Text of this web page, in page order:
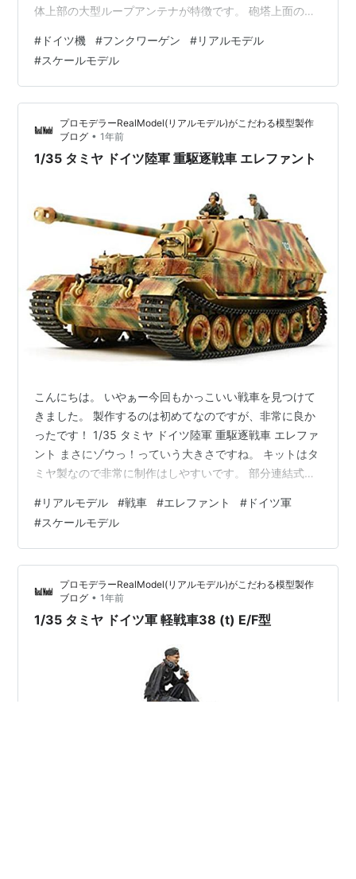
体上部の大型ループアンテナが特徴です。 砲塔上面のメ
した。 デザインも変わっていてかっこいいですね。 車体
にはたくさんの特殊な装備をつけていますので、 その辺
も取り付けてあります。 キットはタミヤ製なので安心で
すね。 製作もしやすいキットだと思います。 ただ、パー
ツ数はそれなりに多いです。 フィギュアもかっこいで
す！ 塗装につ…
# ドイツ機 #フンクワーゲン #リアルモデル
#スケールモデル
プロモデラーRealModel(リアルモデル)がこだわる模型製作
ブログ • 1年前
1/35 タミヤ ドイツ陸軍 重駆逐戦車 エレファント
こんにちは。 いやぁー今回もかっこいい戦車を見つけて
きました。 製作するのは初めてなのですが、非常に良か
ったです！ 1/35 タミヤ ドイツ陸軍 重駆逐戦車 エレファ
ント まさにゾウっ！っていう大きさですね。 キットはタ
ミヤ製なので非常に制作はしやすいです。 部分連結式履
全体のフォルム的にはブサかっこいい感じでしょうか。
この戦車は、工場出荷時からツィメリットコーティング
が施されているため、 キットにもツィメリットコーティ
ングをしようと純正シートを使用してあります。 塗装に
ついて 三色迷彩も自然な感じに塗装しました。 汚し塗装
も少し加えてあ…
#リアルモデル #戦車 #エレファント # ドイツ軍
#スケールモデル
プロモデラーRealModel(リアルモデル)がこだわる模型製作
ブログ • 1年前
1/35 タミヤ ドイツ軍 軽戦車38 (t) E/F型